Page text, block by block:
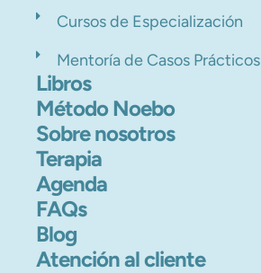
Cursos de Especialización
Mentoría de Casos Prácticos
Libros
Método Noebo
Sobre nosotros
Terapia
Agenda
FAQs
Blog
Atención al cliente